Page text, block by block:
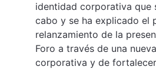
identidad corporativa que
cabo y se ha explicado el
relanzamiento de la
Foro a través de una
corporativa y de